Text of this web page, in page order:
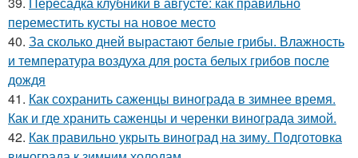
переместить кусты на новое место
40. За сколько дней вырастают белые грибы. Влажность
и температура воздуха для роста белых грибов после
дождя
41. Как сохранить саженцы винограда в зимнее время.
Как и где хранить саженцы и черенки винограда зимой.
42. Как правильно укрыть виноград на зиму. Подготовка